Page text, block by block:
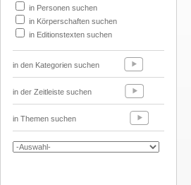
in Personen suchen
in Körperschaften suchen
in Editionstexten suchen
in den Kategorien suchen
in der Zeitleiste suchen
in Themen suchen